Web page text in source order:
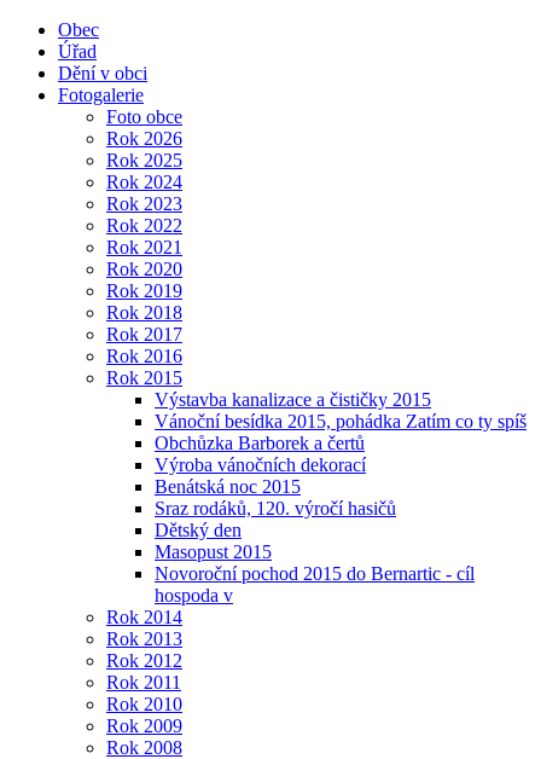
Obec
Úřad
Dění v obci
Fotogalerie
Foto obce
Rok 2026
Rok 2025
Rok 2024
Rok 2023
Rok 2022
Rok 2021
Rok 2020
Rok 2019
Rok 2018
Rok 2017
Rok 2016
Rok 2015
Výstavba kanalizace a čističky 2015
Vánoční besídka 2015, pohádka Zatím co ty spíš
Obchůzka Barborek a čertů
Výroba vánočních dekorací
Benátská noc 2015
Sraz rodáků, 120. výročí hasičů
Dětský den
Masopust 2015
Novoroční pochod 2015 do Bernartic - cíl
hospoda v
Rok 2014
Rok 2013
Rok 2012
Rok 2011
Rok 2010
Rok 2009
Rok 2008